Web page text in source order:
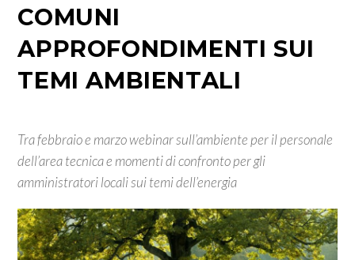
COMUNI
APPROFONDIMENTI SUI
TEMI AMBIENTALI
Tra febbraio e marzo webinar sull’ambiente per il personale
dell’area tecnica e momenti di confronto per gli
amministratori locali sui temi dell’energia